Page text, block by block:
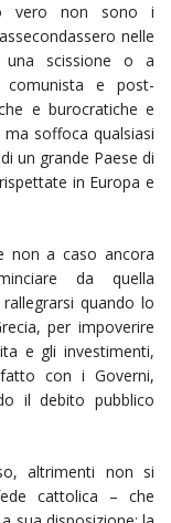
vero non sono i
nelle
scissione o a
comunista e post-
e burocratiche e
soffoca qualsiasi
un grande Paese di
in Europa e
non a caso ancora
da quella
quando lo
per impoverire
e gli investimenti,
con i Governi,
il debito pubblico
altrimenti non si
cattolica – che